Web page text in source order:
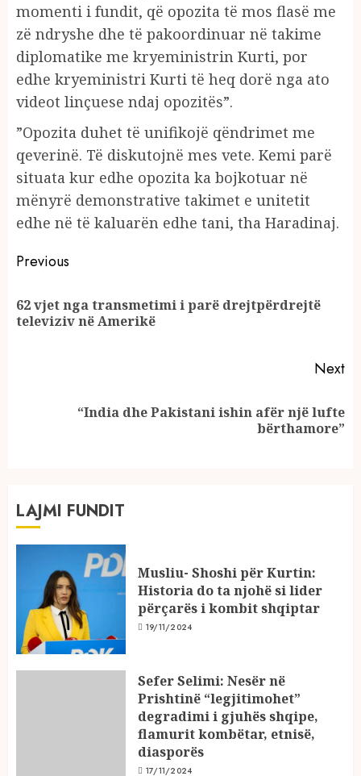
momenti i fundit, që opozita të mos flasë me
zë ndryshe dhe të pakoordinuar në takime
diplomatike me kryeministrin Kurti, por
edhe kryeministri Kurti të heq dorë nga ato
videot linçuese ndaj opozitës”.
”Opozita duhet të unifikojë qëndrimet me
qeverinë. Të diskutojnë mes vete. Kemi parë
situata kur edhe opozita ka bojkotuar në
mënyrë demonstrative takimet e unitetit
edhe në të kaluarën edhe tani, tha Haradinaj.
Continue
Reading
Previous
​62 vjet nga transmetimi i parë drejtpërdrejtë
televiziv në Amerikë
Next
“India dhe Pakistani ishin afër një lufte
bërthamore”
LAJMI FUNDIT
Musliu- Shoshi për Kurtin:
Historia do ta njohë si lider
përçarës i kombit shqiptar
19/11/2024
Sefer Selimi: Nesër në
Prishtinë “legjitimohet”
degradimi i gjuhës shqipe,
flamurit kombëtar, etnisë,
diasporës
17/11/2024